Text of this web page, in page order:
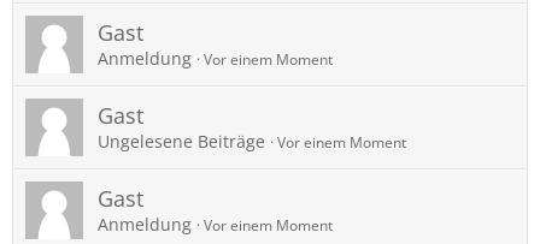
Gast
Anmeldung Vor einem Moment
Gast
Ungelesene Beiträge Vor einem Moment
Gast
Anmeldung Vor einem Moment